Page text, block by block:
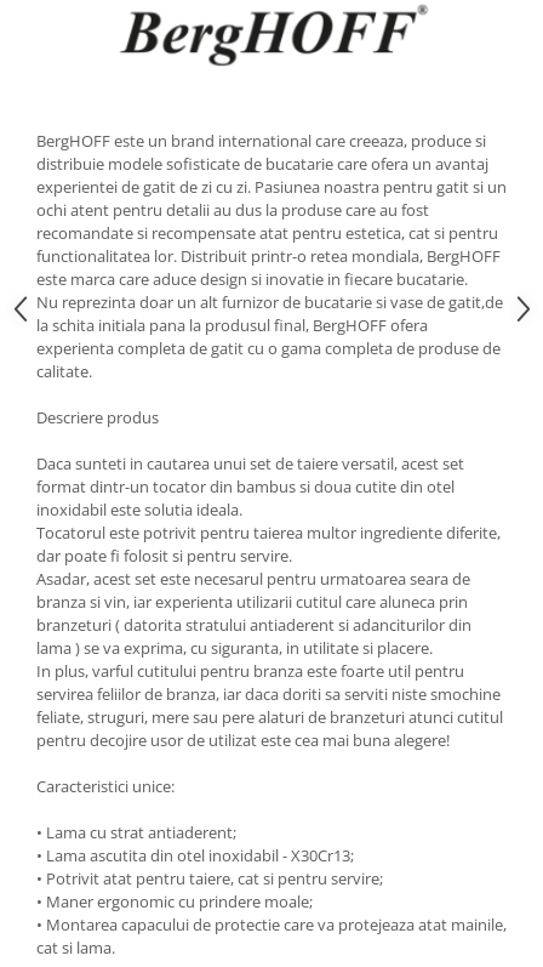
Cantare de bucatarie
Dispesere detergent
Pensule bucatarie
Prosoape bucatarie
Seturi cutite
Ustensile de masurat
Ustensile fragezire carne
Ustensile gatire la aburi
Vase pentru gatit
Capace pentru vase
Oale si cratite
Tigai
Vesela si tacamuri
Boluri
Farfurii
Scurgatoare vase
Seturi de tacamuri
Suporturi pentru tacamuri
Cani
Cesti
Scrumiere
Seturi vesela
Suporturi farfurii
Suporturi pahare, cesti, cani
Untiere
Ustensile cofetarie si patiserie
BergHOFF este un brand international care creeaza, produce si
distribuie modele sofisticate de bucatarie care ofera un avantaj
experientei de gatit de zi cu zi. Pasiunea noastra pentru gatit si un
ochi atent pentru detalii au dus la produse care au fost
recomandate si recompensate atat pentru estetica, cat si pentru
functionalitatea lor. Distribuit printr-o retea mondiala, BergHOFF
este marca care aduce design si inovatie in fiecare bucatarie.
Nu reprezinta doar un alt furnizor de bucatarie si vase de gatit,de
la schita initiala pana la produsul final, BergHOFF ofera
experienta completa de gatit cu o gama completa de produse de
calitate.
Descriere produs
Daca sunteti in cautarea unui set de taiere versatil, acest set
format dintr-un tocator din bambus si doua cutite din otel
inoxidabil este solutia ideala.
Tocatorul este potrivit pentru taierea multor ingrediente diferite,
dar poate fi folosit si pentru servire.
Asadar, acest set este necesarul pentru urmatoarea seara de
branza si vin, iar experienta utilizarii cutitul care aluneca prin
branzeturi ( datorita stratului antiaderent si adanciturilor din
lama ) se va exprima, cu siguranta, in utilitate si placere.
In plus, varful cutitului pentru branza este foarte util pentru
servirea feliilor de branza, iar daca doriti sa serviti niste smochine
feliate, struguri, mere sau pere alaturi de branzeturi atunci cutitul
pentru decojire usor de utilizat este cea mai buna alegere!
Caracteristici unice:
• Lama cu strat antiaderent;
• Lama ascutita din otel inoxidabil - X30Cr13;
• Potrivit atat pentru taiere, cat si pentru servire;
• Maner ergonomic cu prindere moale;
• Montarea capacului de protectie care va protejeaza atat mainile,
cat si lama.